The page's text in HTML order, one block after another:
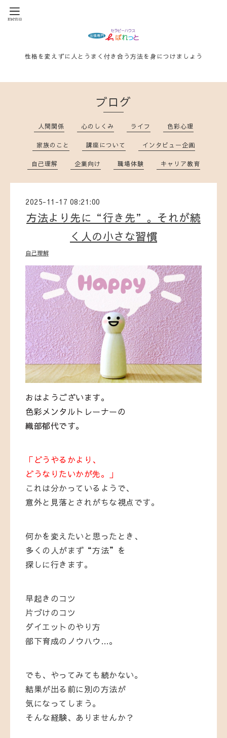
性格を変えずに人とうまく付き合う方法を身につけましょう
ブログ
人間関係 心のしくみ ライフ 色彩心理
家族のこと 講座について インタビュー企画
自己理解 企業向け 職場体験 キャリア教育
2025-11-17 08:21:00
方法より先に“行き先”。それが続
く人の小さな習慣
自己理解
おはようございます。
色彩メンタルトレーナーの
織部郁代です。
「どうやるかより、
どうなりたいかが先。」
これは分かっているようで、
意外と見落とされがちな視点です。
何かを変えたいと思ったとき、
多くの人がまず“方法”を
探しに行きます。
早起きのコツ
片づけのコツ
ダイエットのやり方
部下育成のノウハウ…。
でも、やってみても続かない。
結果が出る前に別の方法が
気になってしまう。
そんな経験、ありませんか？